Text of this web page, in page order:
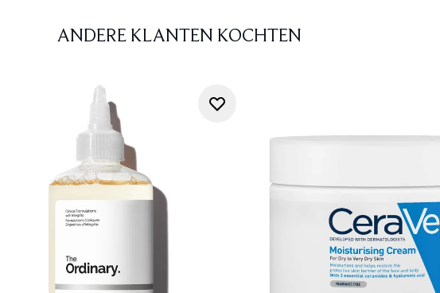
ANDERE KLANTEN KOCHTEN